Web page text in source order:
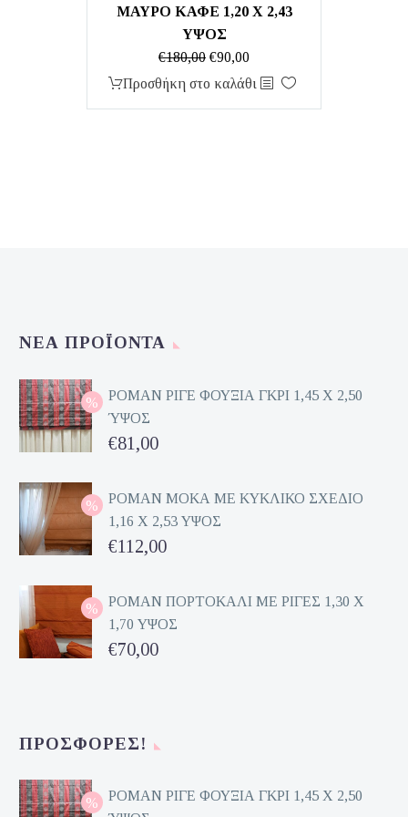
ΜΑΥΡΟ ΚΑΦΕ 1,20 Χ 2,43
ΥΨΟΣ
€180,00 Original
price
€90,00Η
τρέχουσα
Προσθήκη στο καλάθι
ΝΈΑ ΠΡΟΪΌΝΤΑ
ΡΟΜΑΝ ΡΙΓΕ ΦΟΥΞΙΑ ΓΚΡΙ 1,45 Χ 2,50
ΎΨΟΣ
Original
was:
€162,00.
€81,00
τρέχουσα
τιμή
είναι:
ΡΟΜΑΝ ΜΟΚΑ ΜΕ ΚΥΚΛΙΚΟ ΣΧΕΔΙΟ
1,16 Χ 2,53 ΥΨΟΣ
Original
was:
€224,00.
€112,00
τρέχουσα
τιμή
είναι:
ΡΟΜΑΝ ΠΟΡΤΟΚΑΛΙ ΜΕ ΡΙΓΕΣ 1,30 Χ
1,70 ΥΨΟΣ
Original
€70,00
ΠΡΟΣΦΟΡΈΣ!
ΡΟΜΑΝ ΡΙΓΕ ΦΟΥΞΙΑ ΓΚΡΙ 1,45 Χ 2,50